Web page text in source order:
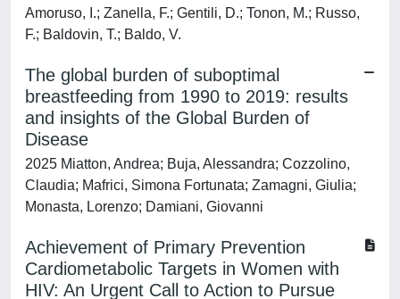
Amoruso, I.; Zanella, F.; Gentili, D.; Tonon, M.; Russo,
F.; Baldovin, T.; Baldo, V.
The global burden of suboptimal
breastfeeding from 1990 to 2019: results
and insights of the Global Burden of
Disease
2025 Miatton, Andrea; Buja, Alessandra; Cozzolino,
Claudia; Mafrici, Simona Fortunata; Zamagni, Giulia;
Monasta, Lorenzo; Damiani, Giovanni
Achievement of Primary Prevention
Cardiometabolic Targets in Women with
HIV: An Urgent Call to Action to Pursue